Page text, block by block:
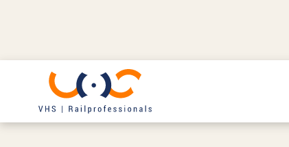
Terug naar actueel